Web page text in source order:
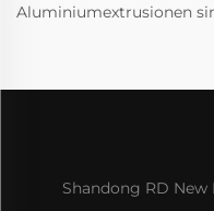
Aluminiumextrusionen
Shandong RD